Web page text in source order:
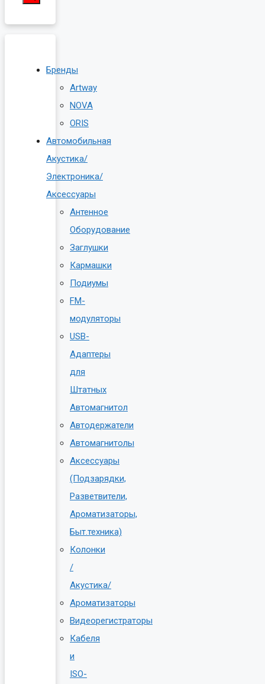
Бренды
Artway
NOVA
ORIS
Автомобильная
Акустика/
Электроника/
Аксессуары
Антенное
Оборудование
Заглушки
Кармашки
Подиумы
FM-
модуляторы
USB-
Адаптеры
для
Штатных
Автомагнитол
Автодержатели
Автомагнитолы
Аксессуары
(Подзарядки,
Разветвители,
Ароматизаторы,
Быт.техника)
Колонки
/
Акустика/
Ароматизаторы
Видеорегистраторы
Кабеля
и
ISO-